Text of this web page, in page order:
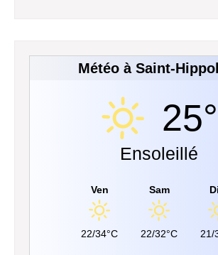
Météo à Saint-
25°
Ensoleillé
Ven
22/34°C
Sam
22/32°C 21/